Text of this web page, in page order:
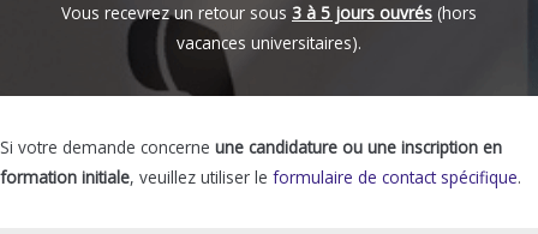
Vous recevrez un retour sous 3 à 5 jours ouvrés (hors
vacances universitaires).
Si votre demande concerne une candidature ou une inscription en
formation initiale, veuillez utiliser le formulaire de contact spécifique.